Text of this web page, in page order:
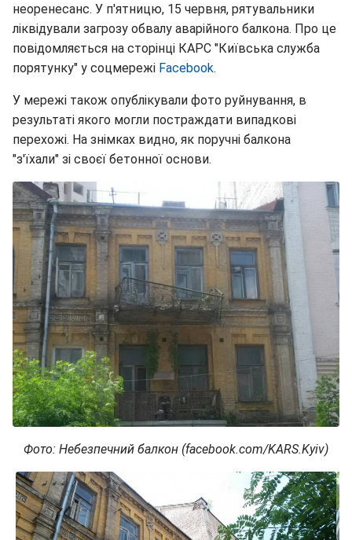
неоренесанс. У п'ятницю, 15 червня, рятувальники
ліквідували загрозу обвалу аварійного балкона. Про це
повідомляється на сторінці КАРС "Київська служба
порятунку" у соцмережі Facebook.
У мережі також опублікували фото руйнування, в
результаті якого могли постраждати випадкові
перехожі. На знімках видно, як поручні балкона
"з'їхали" зі своєї бетонної основи.
Фото: Небезпечний балкон (facebook.com/KARS.Kyiv)